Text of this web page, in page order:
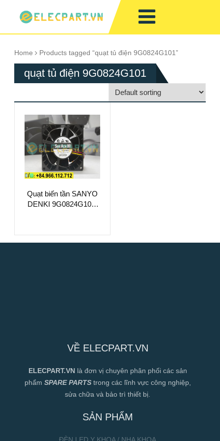
Home Products tagged “quạt tủ điện 9G0824G101”
quạt tủ điện 9G0824G101
Quạt biến tần SANYO
DENKI 9G0824G101,
VỀ ELECPART.VN
ELECPART.VN là đơn vị chuyên phân phối các sản
phẩm SPARE PARTStrong các lĩnh vực công nghiệp,
sửa chữa và bảo trì thiết bị.
SẢN PHẨM
ĐÈN LED Y KHOA / NHA KHOA